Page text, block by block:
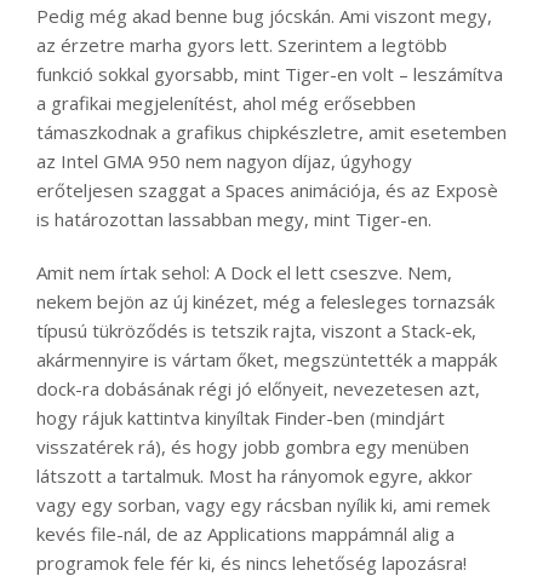
Pedig még akad benne bug jócskán. Ami viszont megy,
az érzetre marha gyors lett. Szerintem a legtöbb
funkció sokkal gyorsabb, mint Tiger-en volt – leszámítva
a grafikai megjelenítést, ahol még erősebben
támaszkodnak a grafikus chipkészletre, amit esetemben
az Intel GMA 950 nem nagyon díjaz, úgyhogy
erőteljesen szaggat a Spaces animációja, és az Exposè
is határozottan lassabban megy, mint Tiger-en.
Amit nem írtak sehol: A Dock el lett cseszve. Nem,
nekem bejön az új kinézet, még a felesleges tornazsák
típusú tükröződés is tetszik rajta, viszont a Stack-ek,
akármennyire is vártam őket, megszüntették a mappák
dock-ra dobásának régi jó előnyeit, nevezetesen azt,
hogy rájuk kattintva kinyíltak Finder-ben (mindjárt
visszatérek rá), és hogy jobb gombra egy menüben
látszott a tartalmuk. Most ha rányomok egyre, akkor
vagy egy sorban, vagy egy rácsban nyílik ki, ami remek
kevés file-nál, de az Applications mappámnál alig a
programok fele fér ki, és nincs lehetőség lapozásra!